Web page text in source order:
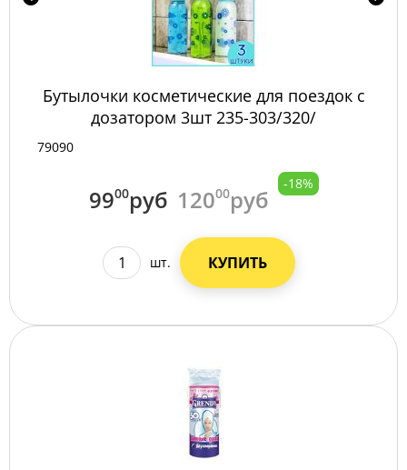
Бутылочки косметические для поездок с
дозатором 3шт 235-303/320/
79090
9900руб 12000руб
-18%
шт. КУПИТЬ